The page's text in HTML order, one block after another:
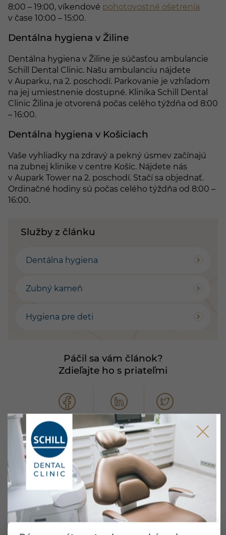
8:00 – 19:00, víkendové pohotovostné ošetrenia
v čase 10:00 – 15:00.
Dentálna hygiena v Žiline
Dentálna hygiena v Žiline je súčasťou ambulancie
Schill Dental Clinic. Našu ambulanciu nájdete
v Auparku, na 2. poschodí. Parkovanie je vzhľadom
na jej umiestnenie dostupné. Klinika Schill Dental
Clinic Žilina je otvorená počas celého týždňa od 8:00
– 16:00.
Dentálna hygiena v Košiciach
Vaše vyhliadky na zdravý a pekný úsmev začínajú
na zubnej klinike v centre Košíc. Nájdete nás
v Aupark Tower na 2. poschodí. Stačí sa objednať.
Ordinačné hodiny sú počas celého týždňa od 8:00 –
16:00.
Služby z článku
Dentálna hygiena
Zubný kameň
Hygiena pre deti
Páčil sa vám článok?
Zdieľajte ho s priateľmi
LinkedIN Twitter
Štítky Dentálna hygiena